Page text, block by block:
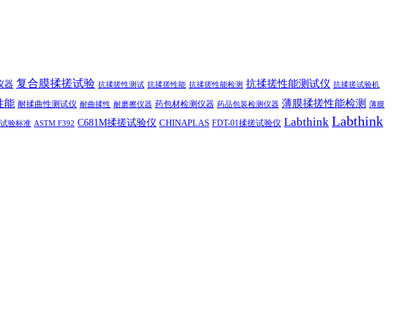
器 复合膜揉搓试验 抗揉搓性测试 抗揉搓性能 抗揉搓性能检测 抗揉搓性能测试仪 抗揉搓试验机
能 耐揉曲性测试仪 耐曲揉性 耐磨擦仪器 药包材检测仪器 药品包装检测仪器 薄膜揉搓性能检测 薄膜
验标准 ASTM F392 C681M揉搓试验仪 CHINAPLAS FDT-01揉搓试验仪 Labthink Labthink